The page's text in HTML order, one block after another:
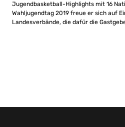
Jugendbasketball-Highlights mit 16
Wahljugendtag 2019 freue er sich auf
Landesverbände, die dafür die